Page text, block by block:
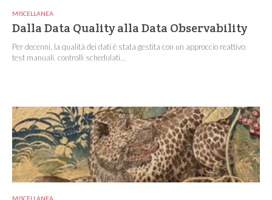
MISCELLANEA
Dalla Data Quality alla Data Observability
Per decenni, la qualità dei dati è stata gestita con un approccio reattivo:
test manuali, controlli schedulati...
MISCELLANEA